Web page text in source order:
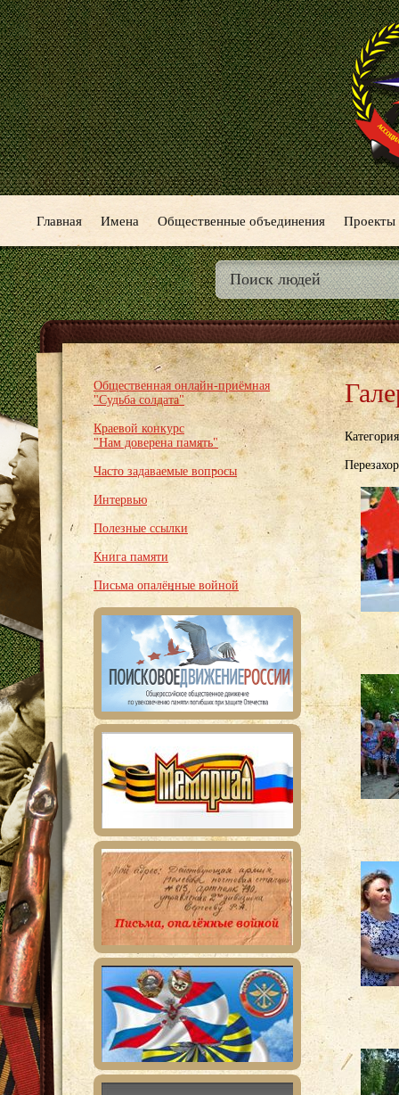
Главная Имена Общественные объединения Проекты
Общественная онлайн-приёмная
"Судьба солдата"
Краевой конкурс
"Нам доверена память"
Часто задаваемые вопросы
Интервью
Полезные ссылки
Книга памяти
Письма опалённые войной